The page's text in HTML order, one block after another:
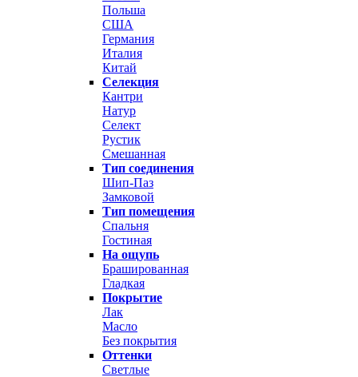
Польша
США
Германия
Италия
Китай
Селекция
Кантри
Натур
Селект
Рустик
Смешанная
Тип соединения
Шип-Паз
Замковой
Тип помещения
Спальня
Гостиная
На ощупь
Брашированная
Гладкая
Покрытие
Лак
Масло
Без покрытия
Оттенки
Светлые